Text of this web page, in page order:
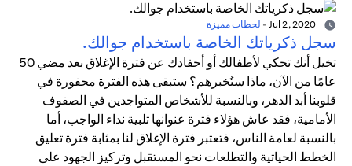
- لحظات مميزة
سجل ذكرياتك الخاصة باستخدام جوالك.
تخيل أنك تحكي لأطفالك أو أحفادك عن فترة الإغلاق بعد مضي 50
عامًا من الآن، ماذا ستُخبرهم؟ ستبقى هذه الفترة محفورة في
قلوبنا أبد الدهر، وبالنسبة للأشخاص المتواجدين في الصفوف
الأمامية، فقد عاش هؤلاء فترة عنوانها تلبية نداء الواجب، أما
بالنسبة لعامة الناس، فتعتبر فترة الإغلاق لنا بمثابة فترة تعليق
الخطط الحياتية والتطلعات نحو المستقبل وتركيز الجهود على